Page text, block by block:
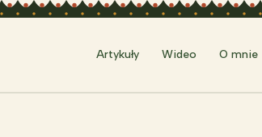
Artykuły Wideo O mnie